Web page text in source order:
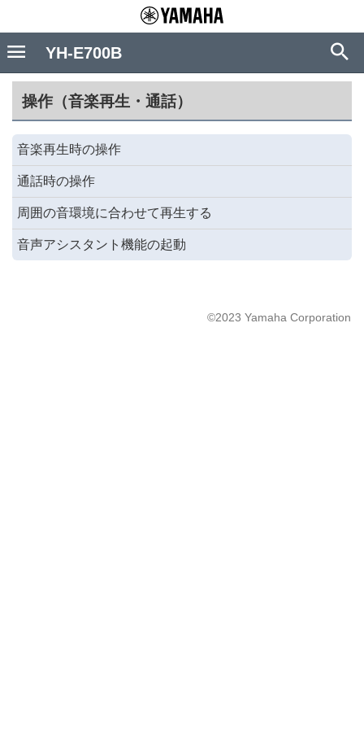
操作（音楽再生・通話）
音楽再生時の操作
通話時の操作
周囲の音環境に合わせて再生する
音声アシスタント機能の起動
©2023 Yamaha Corporation
YH-E700B